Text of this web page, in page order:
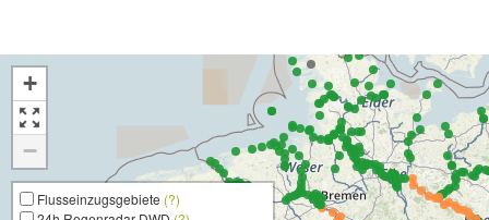
+
−
Flusseinzugsgebiete (?)